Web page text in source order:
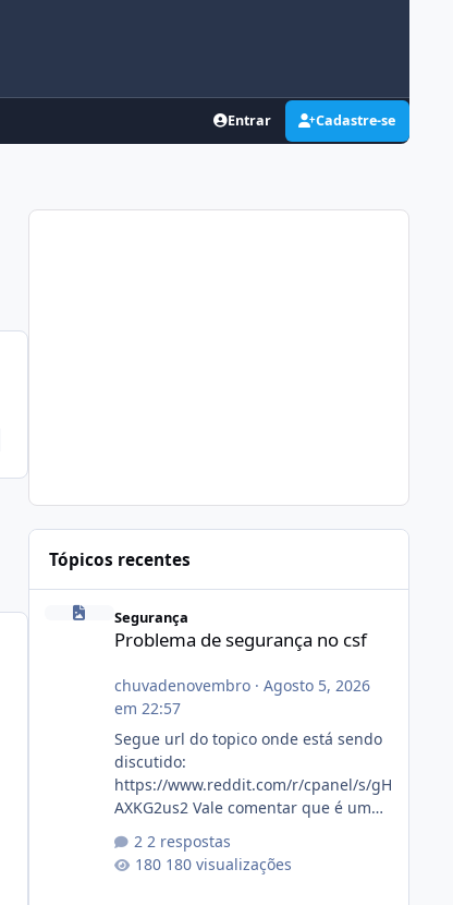
Entrar Cadastre-se
Tópicos recentes
Problema de segurança no csf
Segurança
Problema de segurança no csf
chuvadenovembro· Agosto 5, 2026
em 22:57
Segue url do topico onde está sendo
discutido:
https://www.reddit.com/r/cpanel/s/gH
AXKG2us2 Vale comentar que é um
pegada no da.
2 respostas
180 visualizações